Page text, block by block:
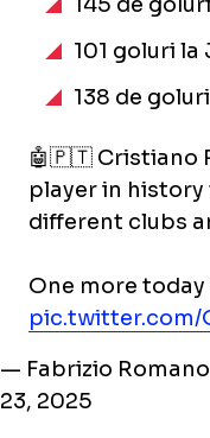
101 goluri la
138 de
🤖🇵🇹 Cristiano
player in history
different clubs
One more
pic.twitter.com/
— Fabrizio
23, 2025